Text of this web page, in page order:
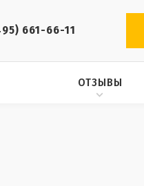
661-66-11
ОТЗЫВЫ